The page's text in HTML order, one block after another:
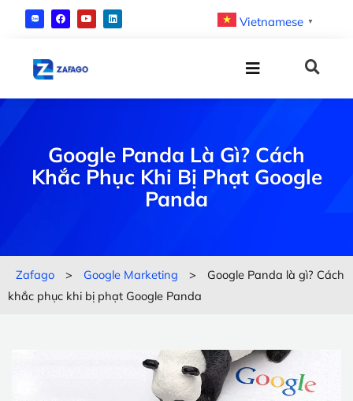
Vietnamese ▼
Google Panda Là Gì? Cách
Khắc Phục Khi Bị Phạt Google
Panda
Zafago > Google Marketing >
Google Panda là gì? Cách
khắc phục khi bị phạt Google Panda